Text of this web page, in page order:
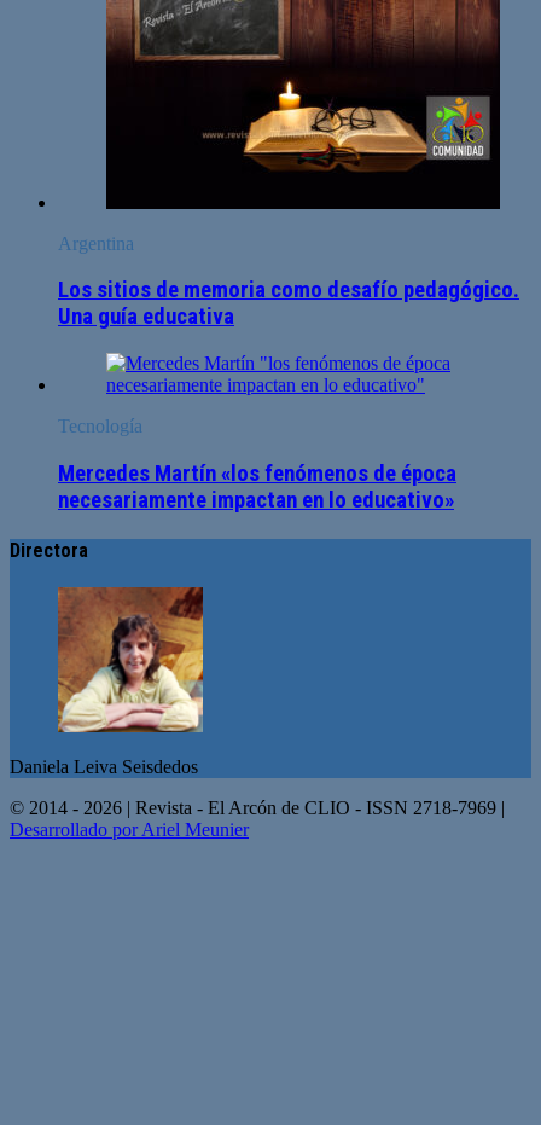
Argentina
Los sitios de memoria como desafío pedagógico.
Una guía educativa
Tecnología
Mercedes Martín «los fenómenos de época
necesariamente impactan en lo educativo»
Directora
Daniela Leiva Seisdedos
© 2014 - 2026 | Revista - El Arcón de CLIO - ISSN 2718-7969 |
Desarrollado por Ariel Meunier